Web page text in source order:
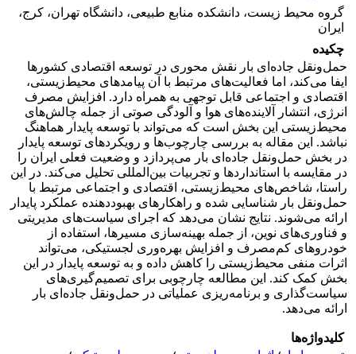
گروه محیط زیست، دانشکده منابع طبیعی، دانشگاه تهران، کرج،
ایران
چکیده
حمل‌ونقل جاده‌ای بار نقش محوری در توسعه اقتصادی کشورها
ایفا می‌کند، اما فعالیت‌های مرتبط با آن پیامدهای محیط‌‌زیستی،
اقتصادی و اجتماعی قابل‌ توجهی به‌ ‌همراه دارد. افزایش مصرف
انرژی، انتشار آلاینده‌های هوا و آلودگی صوتی از جمله چالش‌های
محیط‌‌‌زیستی این بخش است که می‌تواند با توسعه پایدار هماهنگ
نباشد. این مقاله به بررسی چارچوب‌ها و رویکردهای توسعه پایدار
در بخش حمل‌ونقل جاده‌ای بار می‌پردازد و وضعیت فعلی ایران را
در مقایسه با استانداردها و تجربیات بین‌المللی تحلیل می‌کند. در این
راستا، شاخص‌های محیط‌‌زیستی، اقتصادی و اجتماعی مرتبط با
حمل‌ونقل بار شناسایی شده و راهکارهای بهبود‌دهنده عملکرد پایدار
ارائه می‌شوند. نتایج نشان می‌دهد که اجرای سیاست‌های مدیریتی
و فناوری‌های نوین، از جمله بهینه‌سازی مسیرها، استفاده از
خودروهای کم‌مصرف و افزایش بهره‌وری لجستیکی، می‌تواند
اثرات منفی محیط‌‌زیستی را کاهش داده و به توسعه پایدار در این
بخش کمک کند. این مطالعه چارچوبی برای تصمیم‌گیری‌های
سیاست‌گذاری و برنامه‌ریزی عملیاتی در حمل‌ونقل جاده‌ای بار
ارائه می‌دهد.
کلیدواژه‌ها